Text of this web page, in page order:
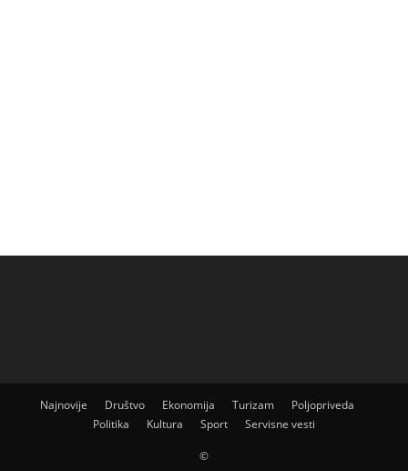
Najnovije Društvo Ekonomija Turizam
Poljopriveda
Politika
Kultura Sport Servisne vesti
©